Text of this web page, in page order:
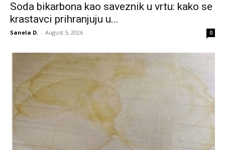
Soda bikarbona kao saveznik u vrtu: kako se
krastavci prihranjuju u...
Sanela D. - August 5, 2026 0